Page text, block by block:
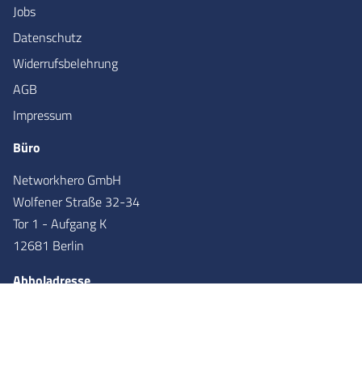
Jobs
Datenschutz
Widerrufsbelehrung
AGB
Impressum
Büro
Networkhero GmbH
Wolfener Straße 32-34
Tor 1 - Aufgang K
12681 Berlin
Abholadresse